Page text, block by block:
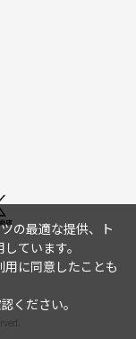
の最適な提供、ト
ています。
に同意したことも
ください。